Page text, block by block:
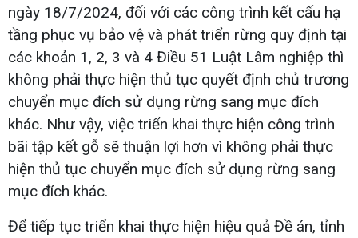
ngày 18/7/2024, đối với các công trình kết cấu hạ
tầng phục vụ bảo vệ và phát triển rừng quy định tại
các khoản 1, 2, 3 và 4 Điều 51 Luật Lâm nghiệp thì
không phải thực hiện thủ tục quyết định chủ trương
chuyển mục đích sử dụng rừng sang mục đích
khác. Như vậy, việc triển khai thực hiện công trình
bãi tập kết gỗ sẽ thuận lợi hơn vì không phải thực
hiện thủ tục chuyển mục đích sử dụng rừng sang
mục đích khác.
Để tiếp tục triển khai thực hiện hiệu quả Đề án, tỉnh